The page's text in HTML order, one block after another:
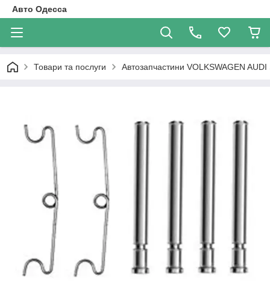
Авто Одесса
Товари та послуги Автозапчастини VOLKSWAGEN AUDI